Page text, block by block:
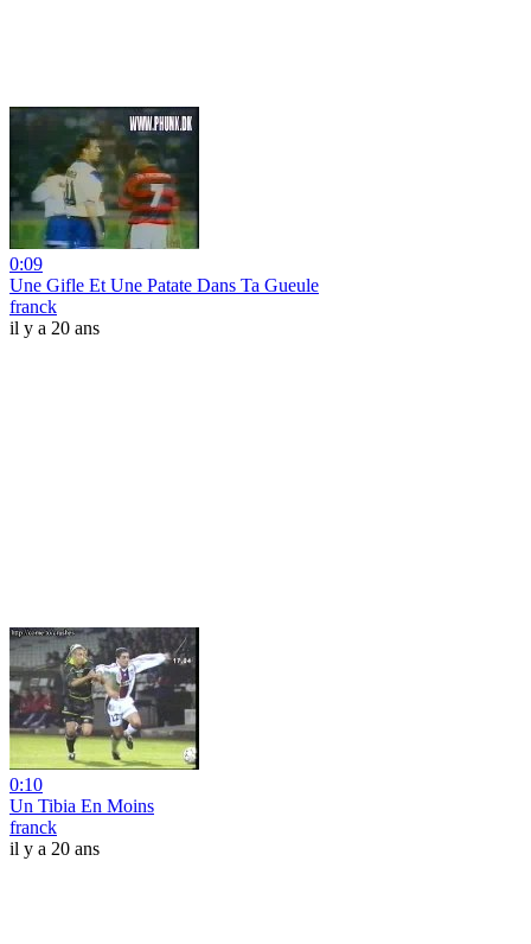
0:09
Une Gifle Et Une Patate Dans Ta Gueule
franck
il y a 20 ans
0:10
Un Tibia En Moins
franck
il y a 20 ans